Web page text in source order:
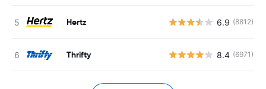
Hertz 6.9 (8812)
Thrifty 8.4 (6971)